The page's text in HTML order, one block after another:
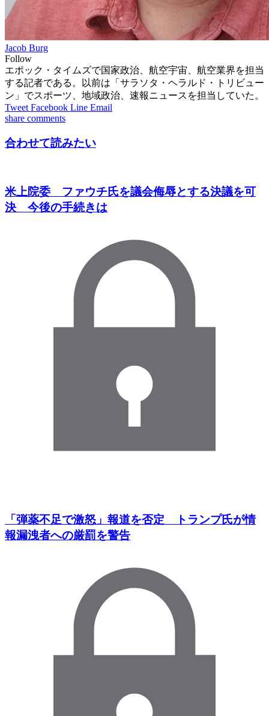
Jacob Burg
Follow
エポック・タイムズで国家政治、航空宇宙、航空業界を担当
する記者である。以前は「サラソタ・ヘラルド・トリビュー
ン」でスポーツ、地域政治、速報ニュースを担当していた。
Tweet Facebook Line Email
share comments
合わせて読みたい
米上院委 ファウチ氏を議会侮辱とする決議を可
決 今後の手続きは
「弾薬不足で激怒」報道を否定 トランプ氏が情
報漏洩者への厳罰を警告